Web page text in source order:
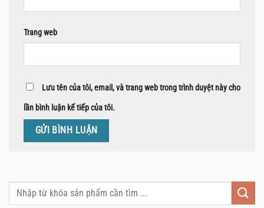
Trang web
Lưu tên của tôi, email, và trang web trong trình duyệt này cho
lần bình luận kế tiếp của tôi.